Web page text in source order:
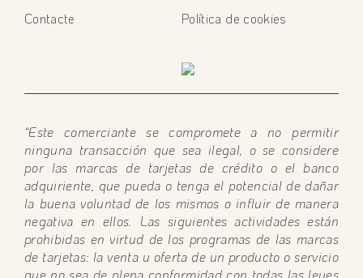
Contacte
Política de cookies
“Este comerciante se compromete a no permitir
ninguna transacción que sea ilegal, o se considere
por las marcas de tarjetas de crédito o el banco
adquiriente, que pueda o tenga el potencial de dañar
la buena voluntad de los mismos o influir de manera
negativa en ellos. Las siguientes actividades están
prohibidas en virtud de los programas de las marcas
de tarjetas: la venta u oferta de un producto o servicio
que no sea de plena conformidad con todas las leyes